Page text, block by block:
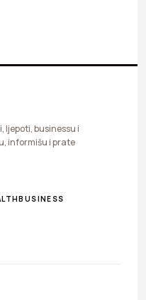
ljepoti, businessu i
informišu i prate
BUSINESS